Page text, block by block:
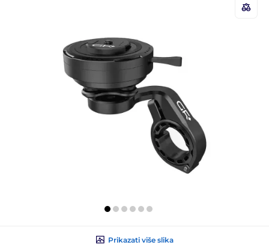
Prikazati više slika